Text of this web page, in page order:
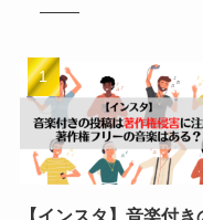
【インスタ】音楽付き